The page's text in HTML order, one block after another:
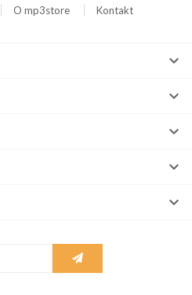
O mp3store Kontakt




